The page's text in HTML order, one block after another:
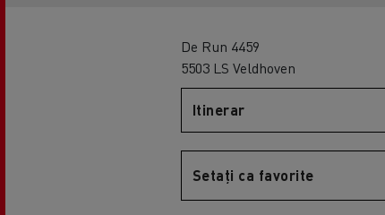
De Run 4459
5503 LS Veldhoven
Itinerar
Setați ca favorite